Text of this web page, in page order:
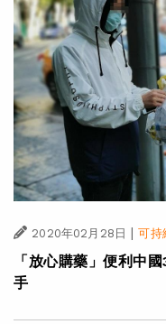
2020年02月28日 | 可持
「放心購藥」便利中
手